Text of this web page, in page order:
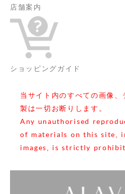
店舗案内
ショッピングガイド
当サイト内のすべての画像、
製は一切お断りします。
Any unauthorised
of materials on this site,
images, is strictly